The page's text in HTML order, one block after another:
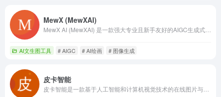
MewX (MewXAI)
AI文生图工具 # AIGC # AI绘画 # 图像生成
皮卡智能